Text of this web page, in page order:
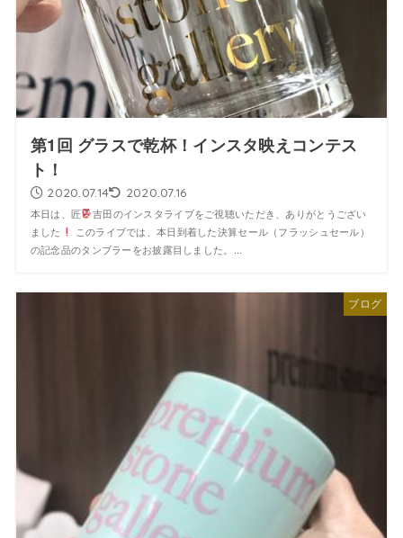
第1回 グラスで乾杯！インスタ映えコンテス
ト！
2020.07.14 2020.07.16
本日は、匠
吉田のインスタライブをご視聴いただき、ありがとうござい
ました
このライブでは、本日到着した決算セール（フラッシュセール）
の記念品のタンブラーをお披露目しました。...
ブログ